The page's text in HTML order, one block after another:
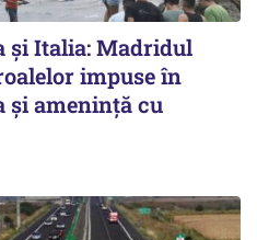
și Italia: Madridul
impuse în
și amenință cu